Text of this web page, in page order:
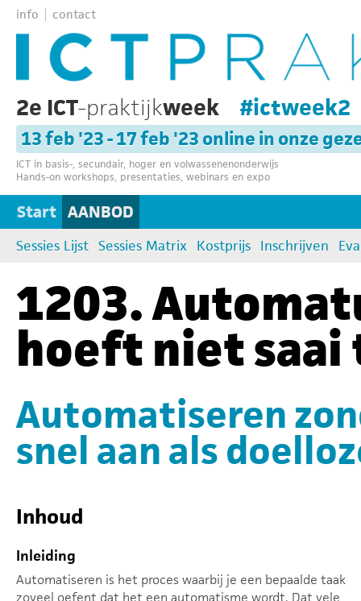
info contact
2e ICT-praktijkweek #ictweek2
13 feb '23 - 17 feb '23 online in onze
ICT in basis-, secundair, hoger en volwassenenonderwijs
Hands-on workshops, presentaties, webinars en expo
Start AANBOD
Sessies Lijst Sessies Matrix Kostprijs Inschrijven
1203.
hoeft niet saai
Automatiseren
snel aan als
Inhoud
Inleiding
Automatiseren is het proces waarbij je een bepaalde taak
zoveel oefent dat het een automatisme wordt. Dat vele